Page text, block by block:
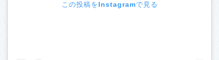
この投稿をInstagramで見る